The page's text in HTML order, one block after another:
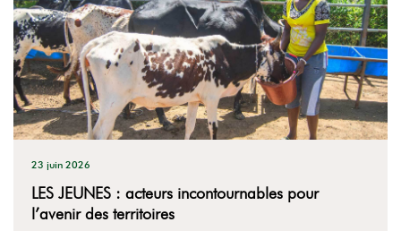
LES JEUNES : acteurs incontournables pour
l’avenir des territoires
23 juin 2026